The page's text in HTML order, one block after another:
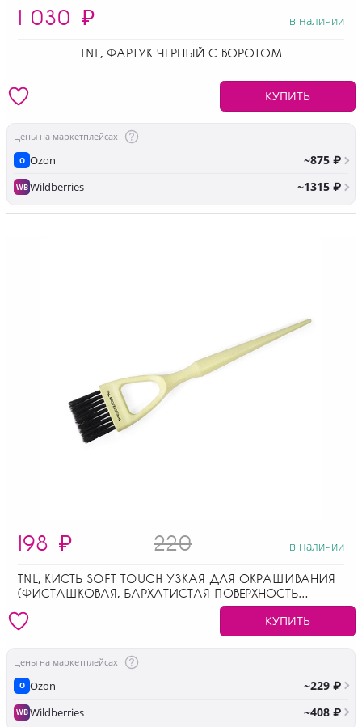
1 030 ₽ в наличии
TNL, ФАРТУК ЧЕРНЫЙ С ВОРОТОМ
КУПИТЬ
Цены на маркетплейсах
O Ozon ~875 ₽
WBWildberries ~1315 ₽
198 ₽ 220 в наличии
TNL, КИСТЬ SOFT TOUCH УЗКАЯ ДЛЯ ОКРАШИВАНИЯ
(ФИСТАШКОВАЯ, БАРХАТИСТАЯ ПОВЕРХНОСТЬ
КУПИТЬ
Цены на маркетплейсах
O Ozon ~229 ₽
WBWildberries ~408 ₽